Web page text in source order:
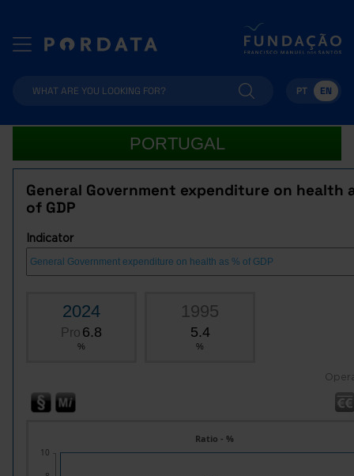
PT EN
PORTUGAL
General Government expenditure on health
of GDP
Indicator
2024
Pro 6.8
%
1995
5.4
%
Ratio - %
10